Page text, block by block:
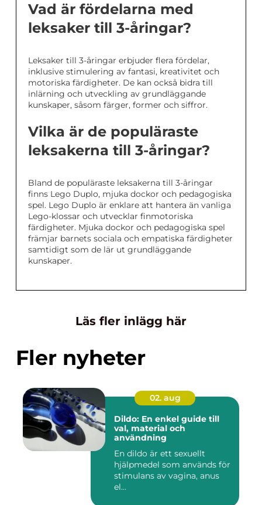
Vad är fördelarna med
leksaker till 3-åringar?
Leksaker till 3-åringar erbjuder flera fördelar,
inklusive stimulering av fantasi, kreativitet och
motoriska färdigheter. De kan också bidra till
inlärning och utveckling av grundläggande
kunskaper, såsom färger, former och siffror.
Vilka är de populäraste
leksakerna till 3-åringar?
Bland de populäraste leksakerna till 3-åringar
finns Lego Duplo, mjuka dockor och pedagogiska
spel. Lego Duplo är enklare att hantera än vanliga
Lego-klossar och utvecklar finmotoriska
färdigheter. Mjuka dockor och pedagogiska spel
främjar barnets sociala och empatiska färdigheter
samtidigt som de lär ut grundläggande
kunskaper.
Läs fler inlägg här
Fler nyheter
02. aug
Dildo: En enkel guide till
val, material och
användning
En dildo är ett sexuellt
hjälpmedel som används för
stimulans av vagina, anus
el...